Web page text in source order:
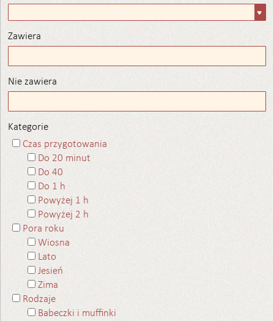
trudności
Zawiera
Nie zawiera
Kategorie
Czas przygotowania
Do 20 minut
Do 40
Do 1 h
Powyżej 1 h
Powyżej 2 h
Pora roku
Wiosna
Lato
Jesień
Zima
Rodzaje
Babeczki i muffinki